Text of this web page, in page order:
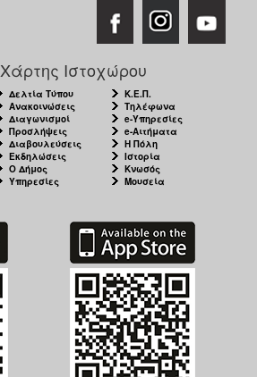
Χάρτης Ιστοχώρου
Δελτία Τύπου
Ανακοινώσεις
Διαγωνισμοί
Προσλήψεις
Διαβουλεύσεις
Εκδηλώσεις
Ο Δήμος
Υπηρεσίες
Κ.Ε.Π.
Τηλέφωνα
e-Υπηρεσίες
e-Αιτήματα
Η Πόλη
Ιστορία
Κνωσός
Μουσεία